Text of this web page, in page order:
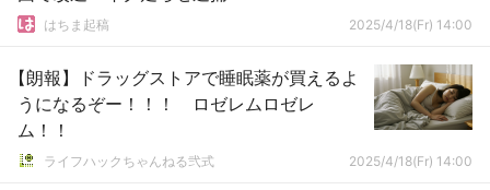
はちま起稿 2025/4/18(Fr) 14:00
【朗報】ドラッグストアで睡眠薬が買えるよ
うになるぞー！！！ ロゼレムロゼレ
ム！！
ライフハックちゃんねる弐式 2025/4/18(Fr) 14:00